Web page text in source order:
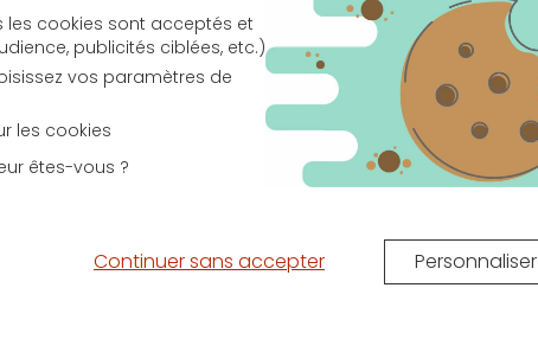
sont moins élevés dans le neuf que dans
un bien ancien.
les cookies sont acceptés et
publicités ciblées, etc.)
vos paramètres de
les cookies
êtes-vous ?
Continuer sans accepter Personnaliser